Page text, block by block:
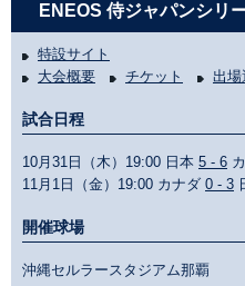
ENEOS 侍ジャパンシリ
特設サイト
大会概要
チケット 出場
試合日程
10月31日（木）19:00 日本 5 - 6
11月1日（金）19:00 カナダ 0 - 3
開催球場
沖縄セルラースタジアム那覇